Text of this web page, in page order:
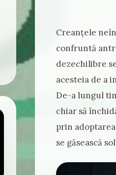
Creanțele
confruntă
dezechilibre
acesteia de a
De-a lungul
chiar să
prin
se găsească